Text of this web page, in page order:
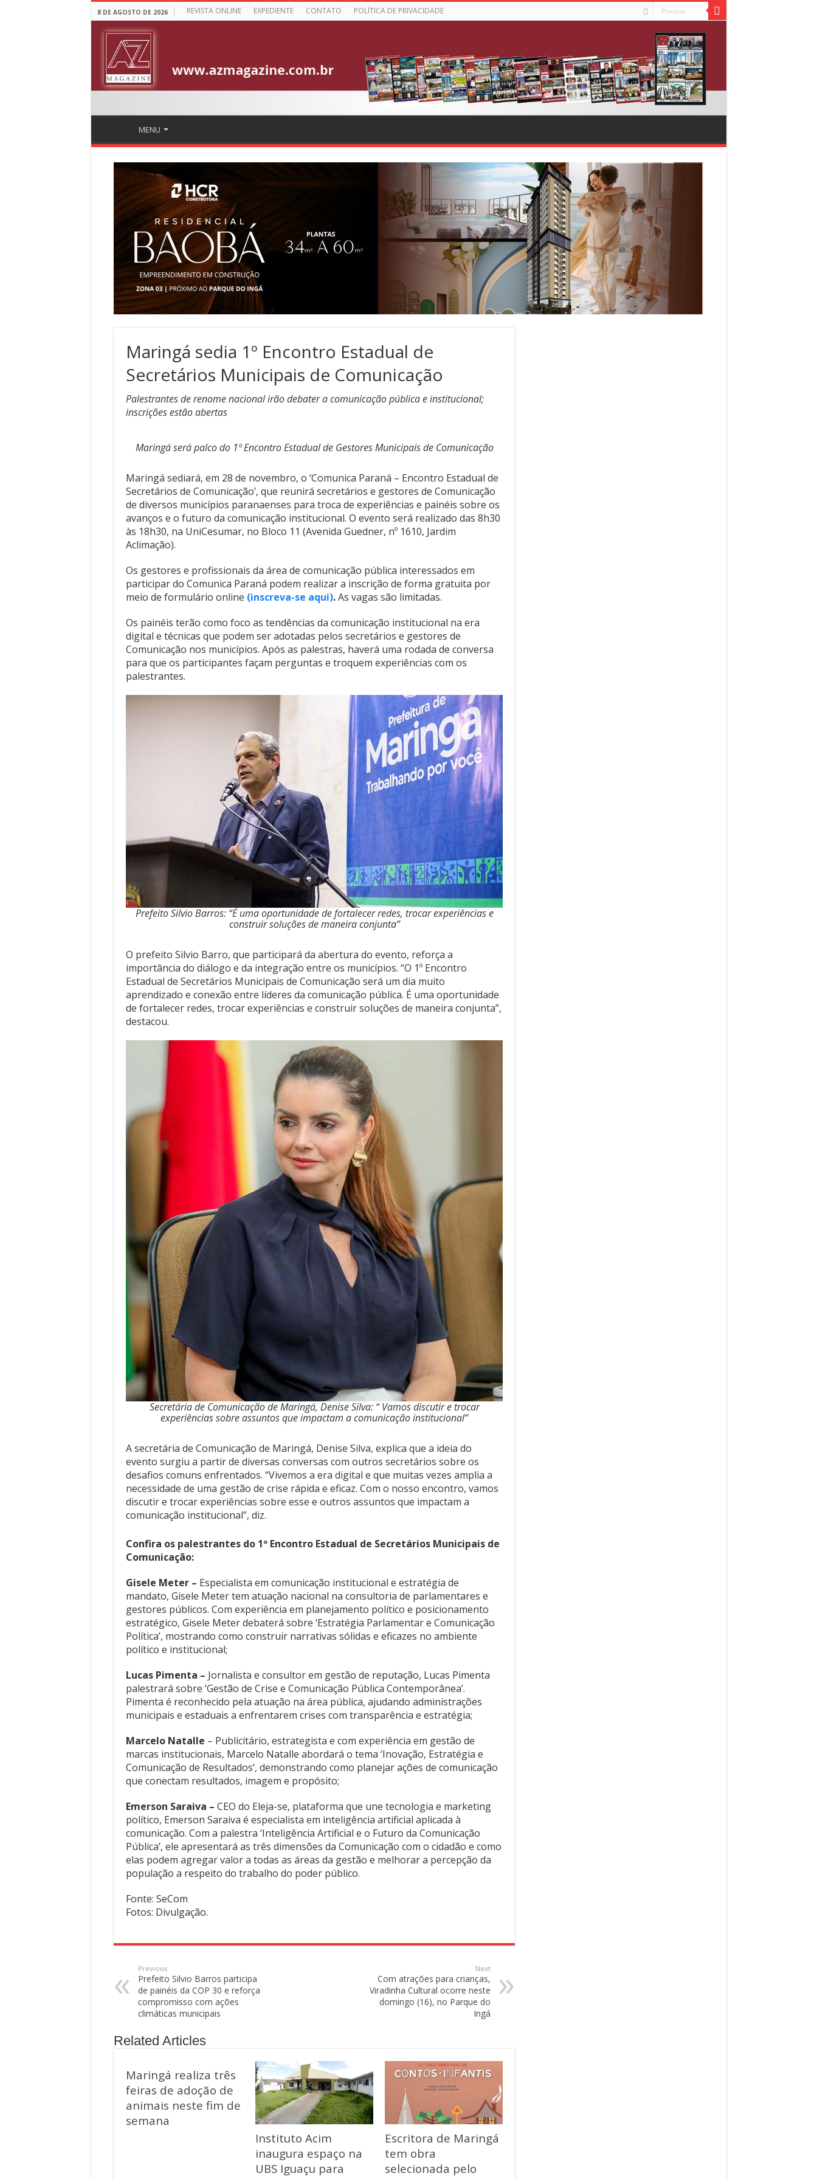
8 DE AGOSTO DE 2026 REVISTA ONLINE EXPEDIENTE CONTATO POLÍTICA DE PRIVACIDADE
MENU
Maringá sedia 1º Encontro Estadual de
Secretários Municipais de Comunicação
Palestrantes de renome nacional irão debater a comunicação pública e institucional;
inscrições estão abertas
Maringá será palco do 1º Encontro Estadual de Gestores Municipais de Comunicação
Maringá sediará, em 28 de novembro, o ‘Comunica Paraná – Encontro Estadual de
Secretários de Comunicação’, que reunirá secretários e gestores de Comunicação
de diversos municípios paranaenses para troca de experiências e painéis sobre os
avanços e o futuro da comunicação institucional. O evento será realizado das 8h30
às 18h30, na UniCesumar, no Bloco 11 (Avenida Guedner, nº 1610, Jardim
Aclimação).
Os gestores e profissionais da área de comunicação pública interessados em
participar do Comunica Paraná podem realizar a inscrição de forma gratuita por
meio de formulário online (inscreva-se aqui).As vagas são limitadas.
Os painéis terão como foco as tendências da comunicação institucional na era
digital e técnicas que podem ser adotadas pelos secretários e gestores de
Comunicação nos municípios. Após as palestras, haverá uma rodada de conversa
para que os participantes façam perguntas e troquem experiências com os
palestrantes.
Prefeito Silvio Barros: “É uma oportunidade de fortalecer redes, trocar experiências e
construir soluções de maneira conjunta”
O prefeito Silvio Barro, que participará da abertura do evento, reforça a
importância do diálogo e da integração entre os municípios. “O 1º Encontro
Estadual de Secretários Municipais de Comunicação será um dia muito
aprendizado e conexão entre líderes da comunicação pública. É uma oportunidade
de fortalecer redes, trocar experiências e construir soluções de maneira conjunta”,
destacou.
Secretária de Comunicação de Maringá, Denise Silva: “ Vamos discutir e trocar
experiências sobre assuntos que impactam a comunicação institucional”
A secretária de Comunicação de Maringá, Denise Silva, explica que a ideia do
evento surgiu a partir de diversas conversas com outros secretários sobre os
desafios comuns enfrentados. “Vivemos a era digital e que muitas vezes amplia a
necessidade de uma gestão de crise rápida e eficaz. Com o nosso encontro, vamos
discutir e trocar experiências sobre esse e outros assuntos que impactam a
comunicação institucional”, diz.
Confira os palestrantes do 1º Encontro Estadual de Secretários Municipais de
Comunicação:
Gisele Meter – Especialista em comunicação institucional e estratégia de
mandato, Gisele Meter tem atuação nacional na consultoria de parlamentares e
gestores públicos. Com experiência em planejamento político e posicionamento
estratégico, Gisele Meter debaterá sobre ‘Estratégia Parlamentar e Comunicação
Política’, mostrando como construir narrativas sólidas e eficazes no ambiente
político e institucional;
Lucas Pimenta – Jornalista e consultor em gestão de reputação, Lucas Pimenta
palestrará sobre ‘Gestão de Crise e Comunicação Pública Contemporânea’.
Pimenta é reconhecido pela atuação na área pública, ajudando administrações
municipais e estaduais a enfrentarem crises com transparência e estratégia;
Marcelo Natalle – Publicitário, estrategista e com experiência em gestão de
marcas institucionais, Marcelo Natalle abordará o tema ‘Inovação, Estratégia e
Comunicação de Resultados’, demonstrando como planejar ações de comunicação
que conectam resultados, imagem e propósito;
Emerson Saraiva – CEO do Eleja-se, plataforma que une tecnologia e marketing
político, Emerson Saraiva é especialista em inteligência artificial aplicada à
comunicação. Com a palestra ‘Inteligência Artificial e o Futuro da Comunicação
Pública’, ele apresentará as três dimensões da Comunicação com o cidadão e como
elas podem agregar valor a todas as áreas da gestão e melhorar a percepção da
população a respeito do trabalho do poder público.
Fonte: SeCom
Fotos: Divulgação.
Previous
Prefeito Silvio Barros participa
de painéis da COP 30 e reforça
compromisso com ações
climáticas municipais
Next
Com atrações para crianças,
Viradinha Cultural ocorre neste
domingo (16), no Parque do
Ingá
Related Articles
Maringá realiza três
feiras de adoção de
animais neste fim de
semana
Instituto Acim
inaugura espaço na
UBS Iguaçu para
Escritora de Maringá
tem obra
selecionada pelo